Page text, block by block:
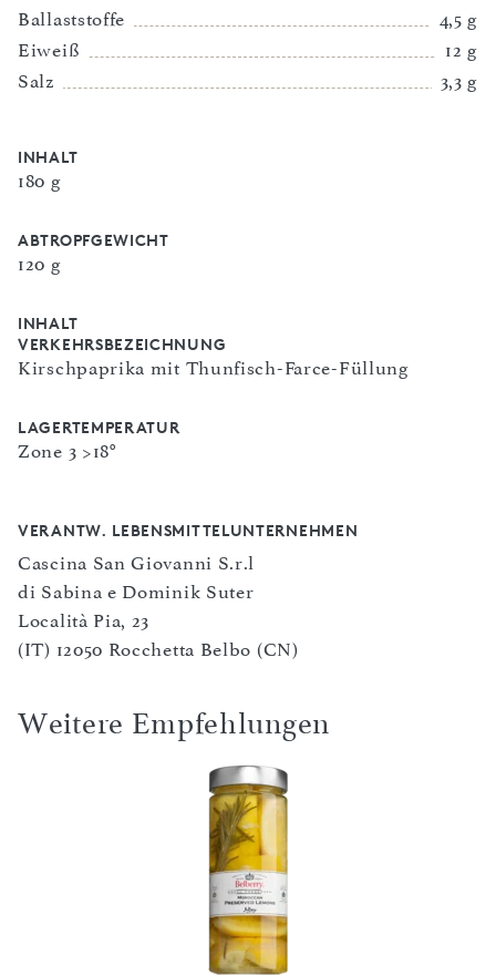
Ballaststoffe
4,5 g
Eiweiß
12 g
Salz
3,3 g
INHALT
180 g
ABTROPFGEWICHT
120 g
INHALT
VERKEHRSBEZEICHNUNG
Kirschpaprika mit Thunfisch-Farce-Füllung
LAGERTEMPERATUR
Zone 3 >18°
VERANTW. LEBENSMITTELUNTERNEHMEN
Cascina San Giovanni S.r.l
di Sabina e Dominik Suter
Località Pia, 23
(IT) 12050 Rocchetta Belbo (CN)
Weitere Empfehlungen